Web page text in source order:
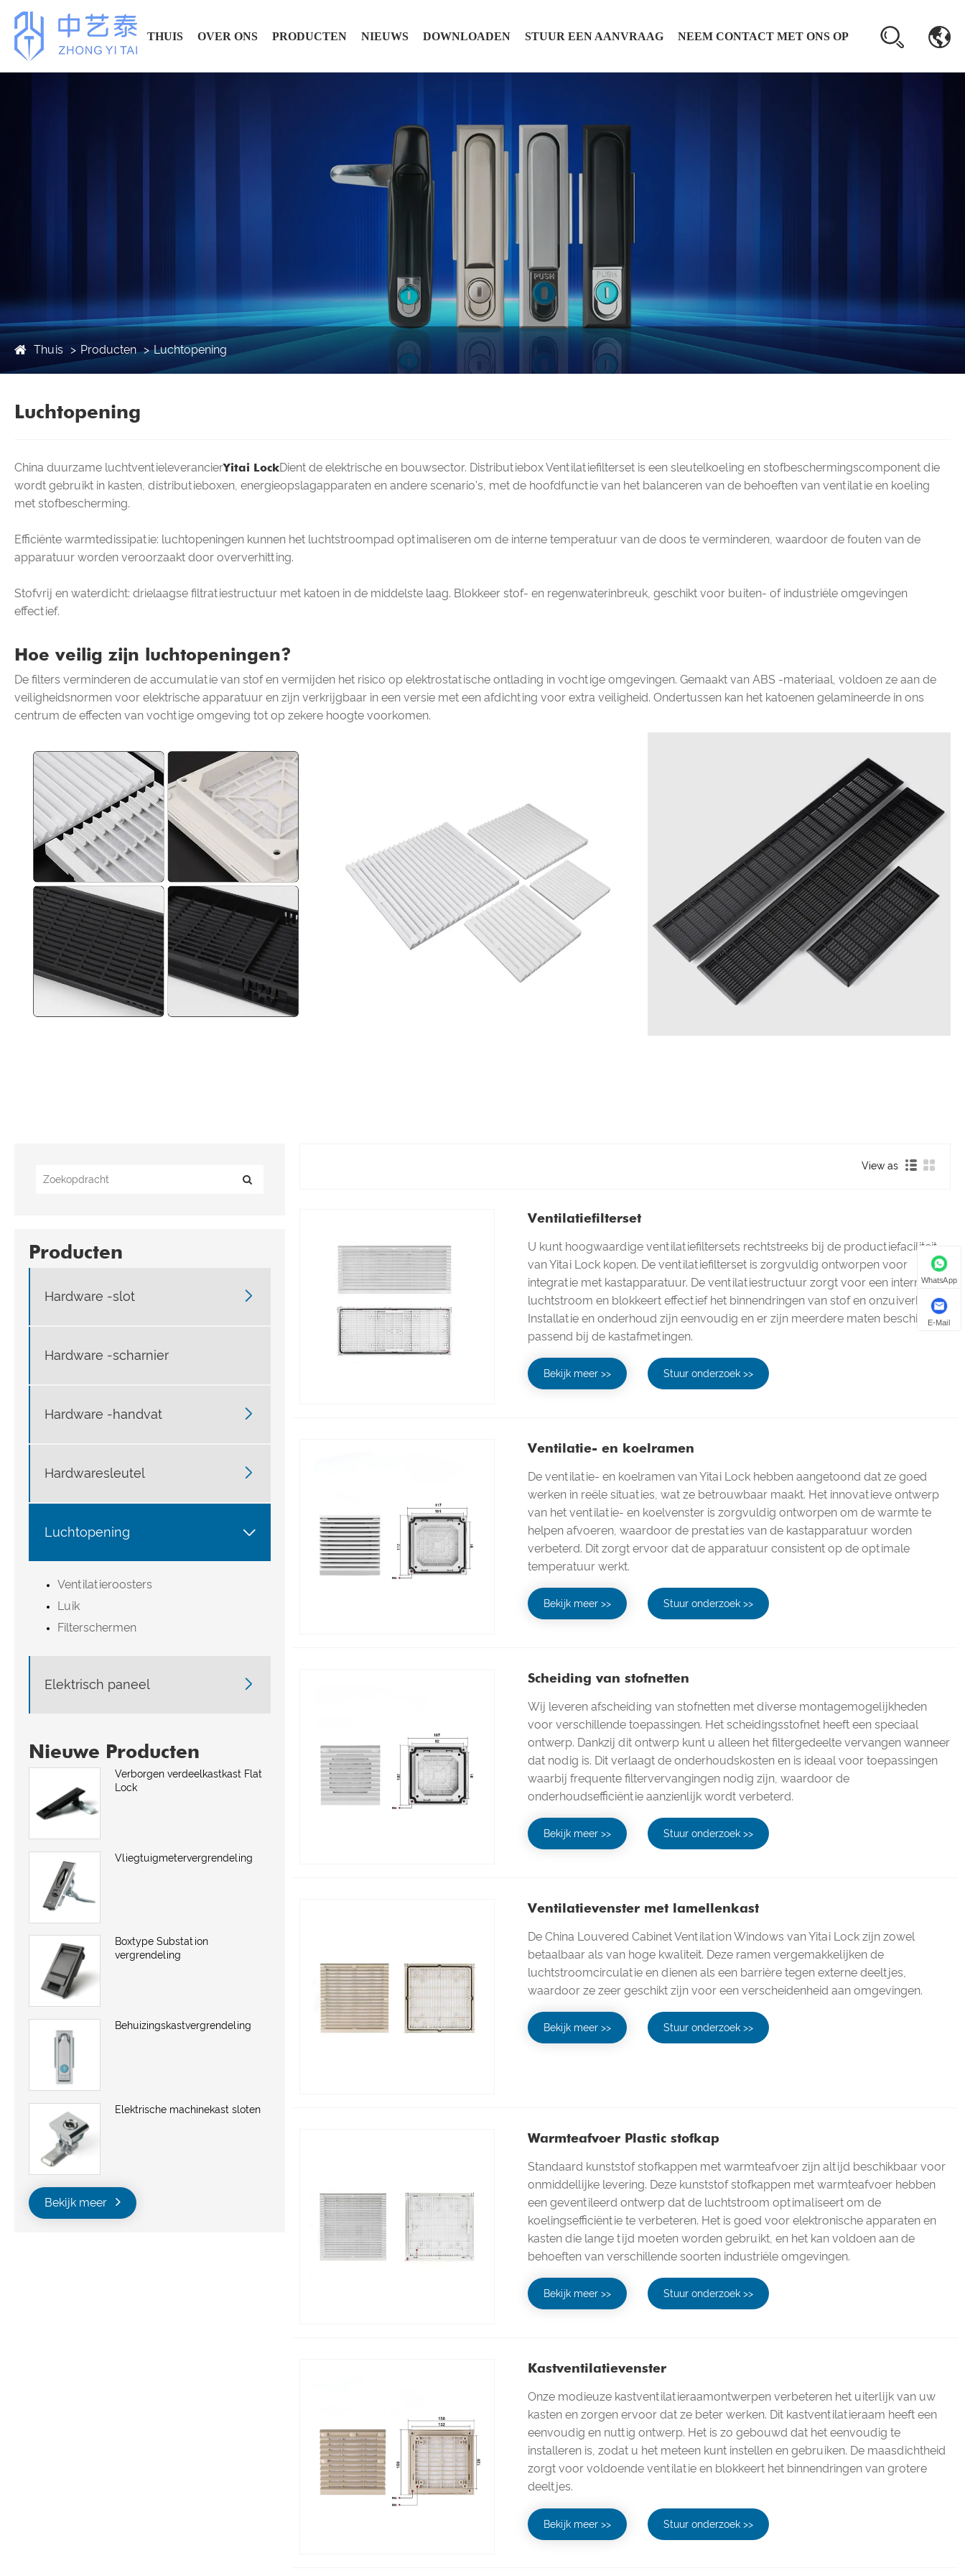
THUIS OVER ONS PRODUCTEN NIEUWS DOWNLOADEN STUUR EEN AANVRAAG NEEM CONTACT MET ONS OP
Thuis Producten Luchtopening
Luchtopening
China duurzame luchtventieleverancierYitai LockDient de elektrische en bouwsector. Distributiebox Ventilatiefilterset is een sleutelkoeling en stofbeschermingscomponent die
wordt gebruikt in kasten, distributieboxen, energieopslagapparaten en andere scenario's, met de hoofdfunctie van het balanceren van de behoeften van ventilatie en koeling
met stofbescherming.
Efficiënte warmtedissipatie: luchtopeningen kunnen het luchtstroompad optimaliseren om de interne temperatuur van de doos te verminderen, waardoor de fouten van de
apparatuur worden veroorzaakt door oververhitting.
Stofvrij en waterdicht: drielaagse filtratiestructuur met katoen in de middelste laag. Blokkeer stof- en regenwaterinbreuk, geschikt voor buiten- of industriële omgevingen
effectief.
Hoe veilig zijn luchtopeningen?
De filters verminderen de accumulatie van stof en vermijden het risico op elektrostatische ontlading in vochtige omgevingen. Gemaakt van ABS -materiaal, voldoen ze aan de
veiligheidsnormen voor elektrische apparatuur en zijn verkrijgbaar in een versie met een afdichting voor extra veiligheid. Ondertussen kan het katoenen gelamineerde in ons
centrum de effecten van vochtige omgeving tot op zekere hoogte voorkomen.
Producten
Hardware -slot 
Hardware -scharnier
Hardware -handvat 
Hardwaresleutel 
Luchtopening 
Ventilatieroosters
Luik
Filterschermen
Elektrisch paneel 
Nieuwe Producten
Verborgen verdeelkastkast Flat
Lock
Vliegtuigmetervergrendeling
Boxtype Substation
vergrendeling
Behuizingskastvergrendeling
Elektrische machinekast sloten
Bekijk meer
View as
Ventilatiefilterset
U kunt hoogwaardige ventilatiefiltersets rechtstreeks bij de productiefaciliteit
van Yitai Lock kopen. De ventilatiefilterset is zorgvuldig ontworpen voor
integratie met kastapparatuur. De ventilatiestructuur zorgt voor een interne
luchtstroom en blokkeert effectief het binnendringen van stof en onzuiverheden.
Installatie en onderhoud zijn eenvoudig en er zijn meerdere maten beschikbaar,
passend bij de kastafmetingen.
Bekijk meer >> Stuur onderzoek >>
Ventilatie- en koelramen
De ventilatie- en koelramen van Yitai Lock hebben aangetoond dat ze goed
werken in reële situaties, wat ze betrouwbaar maakt. Het innovatieve ontwerp
van het ventilatie- en koelvenster is zorgvuldig ontworpen om de warmte te
helpen afvoeren, waardoor de prestaties van de kastapparatuur worden
verbeterd. Dit zorgt ervoor dat de apparatuur consistent op de optimale
temperatuur werkt.
Bekijk meer >> Stuur onderzoek >>
Scheiding van stofnetten
Wij leveren afscheiding van stofnetten met diverse montagemogelijkheden
voor verschillende toepassingen. Het scheidingsstofnet heeft een speciaal
ontwerp. Dankzij dit ontwerp kunt u alleen het filtergedeelte vervangen wanneer
dat nodig is. Dit verlaagt de onderhoudskosten en is ideaal voor toepassingen
waarbij frequente filtervervangingen nodig zijn, waardoor de
onderhoudsefficiëntie aanzienlijk wordt verbeterd.
Bekijk meer >> Stuur onderzoek >>
Ventilatievenster met lamellenkast
De China Louvered Cabinet Ventilation Windows van Yitai Lock zijn zowel
betaalbaar als van hoge kwaliteit. Deze ramen vergemakkelijken de
luchtstroomcirculatie en dienen als een barrière tegen externe deeltjes,
waardoor ze zeer geschikt zijn voor een verscheidenheid aan omgevingen.
Bekijk meer >> Stuur onderzoek >>
Warmteafvoer Plastic stofkap
Standaard kunststof stofkappen met warmteafvoer zijn altijd beschikbaar voor
onmiddellijke levering. Deze kunststof stofkappen met warmteafvoer hebben
een geventileerd ontwerp dat de luchtstroom optimaliseert om de
koelingsefficiëntie te verbeteren. Het is goed voor elektronische apparaten en
kasten die lange tijd moeten worden gebruikt, en het kan voldoen aan de
behoeften van verschillende soorten industriële omgevingen.
Bekijk meer >> Stuur onderzoek >>
Kastventilatievenster
Onze modieuze kastventilatieraamontwerpen verbeteren het uiterlijk van uw
kasten en zorgen ervoor dat ze beter werken. Dit kastventilatieraam heeft een
eenvoudig en nuttig ontwerp. Het is zo gebouwd dat het eenvoudig te
installeren is, zodat u het meteen kunt instellen en gebruiken. De maasdichtheid
zorgt voor voldoende ventilatie en blokkeert het binnendringen van grotere
deeltjes.
Bekijk meer >> Stuur onderzoek >>
WhatsApp
E-Mail